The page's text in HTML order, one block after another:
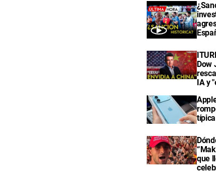
Dow
IA y
que